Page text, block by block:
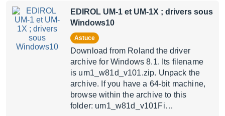
EDIROL UM-1 et UM-1X ; drivers sous
Windows10
Astuce
Download from Roland the driver
archive for Windows 8.1. Its filename
is um1_w81d_v101.zip. Unpack the
archive. If you have a 64-bit machine,
browse within the archive to this
folder: um1_w81d_v101Fi…